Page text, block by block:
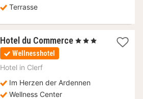
Terrasse
Hotel du Commerce 3
, 3 Sterne
Wellnesshotel
Hotel in Clerf
Im Herzen der Ardennen
Wellness Center